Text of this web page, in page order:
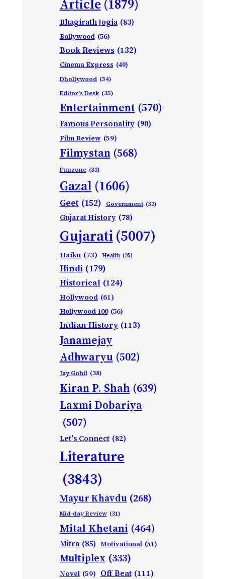
Article (1879)
Bhagirath Jogia (83)
Bollywood (56)
Book Reviews (132)
Cinema Express (49)
Dhollywood (34)
Editor's Desk (35)
Entertainment (570)
Famous Personality (90)
Film Review (59)
Filmystan (568)
Funzone (32)
Gazal (1606)
Geet (152) Government (32)
Gujarat History (78)
Gujarati(5007)
Haiku (73) Health (25)
Hindi (179)
Historical (124)
Hollywood (61)
Hollywood 100 (56)
Indian History (113)
Janamejay
Adhwaryu (502)
Jay Gohil (38)
Kiran P. Shah (639)
Laxmi Dobariya
(507)
Let's Connect (82)
Literature
(3843)
Mayur Khavdu (268)
Mid-day Review (31)
Mital Khetani (464)
Mitra (85) Motivational (51)
Multiplex (333)
Novel (59) Off Beat (111)